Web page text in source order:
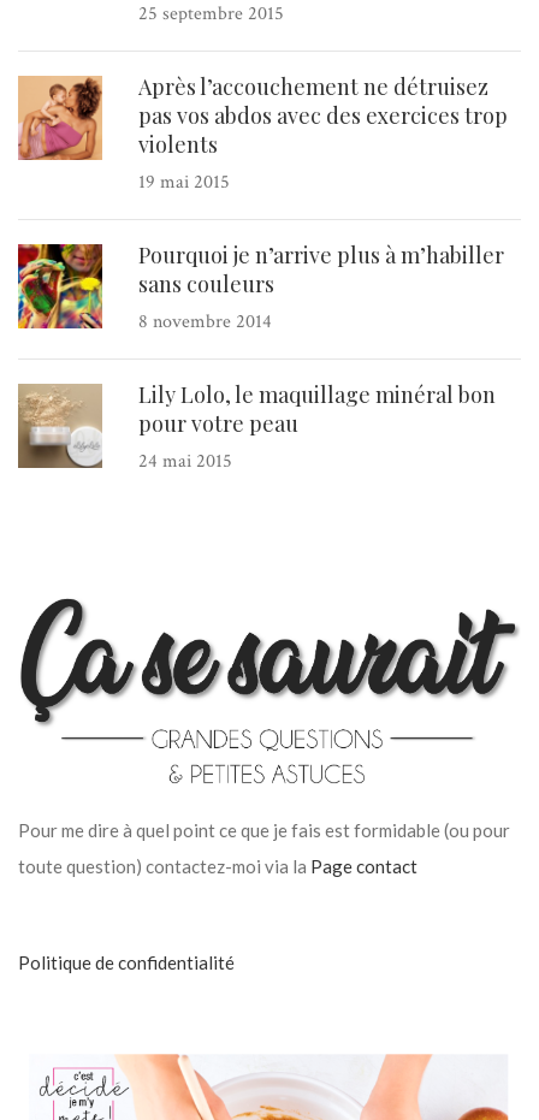
25 septembre 2015
Après l’accouchement ne détruisez
pas vos abdos avec des exercices trop
violents
19 mai 2015
Pourquoi je n’arrive plus à m’habiller
sans couleurs
8 novembre 2014
Lily Lolo, le maquillage minéral bon
pour votre peau
24 mai 2015
Pour me dire à quel point ce que je fais est formidable (ou pour
toute question) contactez-moi via la Page contact
Politique de confidentialité